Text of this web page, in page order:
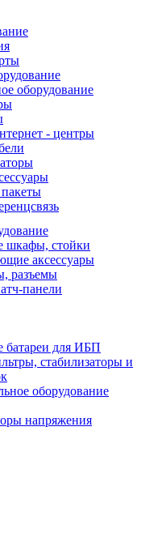
оборудование
- центры
шкафы, стойки
аксессуары
разъемы
панели
батареи для ИБП
стабилизаторы и
оборудование
напряжения